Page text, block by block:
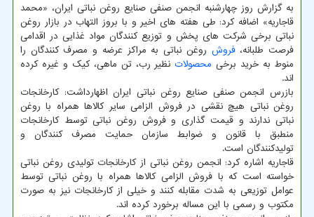
به گزارش روز چهارشنبه انجمن صنفی صنایع روغن نباتی ایران، «محمد
قاجاریه» اضافه کرد: طی هفته های اخیر و با بروز التهاب در بازار روغن
نباتی برخی شرکت های پخش و توزیع کنندگان مواد غذایی در اقدامی
فرصت طلبانه،فروش روغن نباتی به مراکز عرضه و مصرف کنندگان را
منوط به خرید برخی محصولات نظیر رب، تن ماهی، کیک و غیره کرده
اند.
بازرس انجمن صنفی صنایع روغن نباتی ایران اظهارداشت: کارخانجات
روغن نباتی هیچ نقشی در فروش الزامی سایر کالاها همراه با روغن
نباتی ندارند و قیمت گذاری و فروش روغن نباتی توسط کارخانجات
منطبق با قانون و ضوابط سازمان حمایت مصرف کنندگان و
تولیدکنندگان است.
قاجاریه اشاره کرد: انجمن روغن نباتی از کارخانجات تولیدی روغن نباتی
خواسته است که با فروش الزامی کالاها همراه با روغن نباتی توسط
عوامل توزیعی به شدت مقابله کنند و خیلی از کارخانجات نیز به صورت
مکتوب و رسمی با این مساله برخورد کرده اند.